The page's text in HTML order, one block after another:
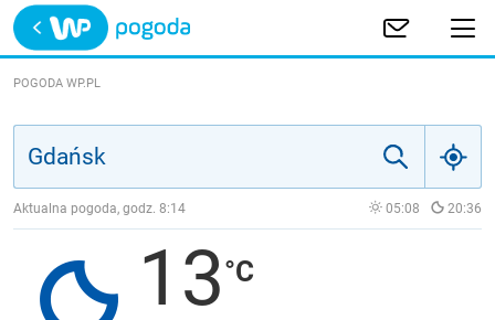
Trwa ładowanie
POLSKA
JAKOŚĆ POWIETRZA
POGODA WP.PL
Aktualna pogoda, godz. 8:14 05:08 20:36
13